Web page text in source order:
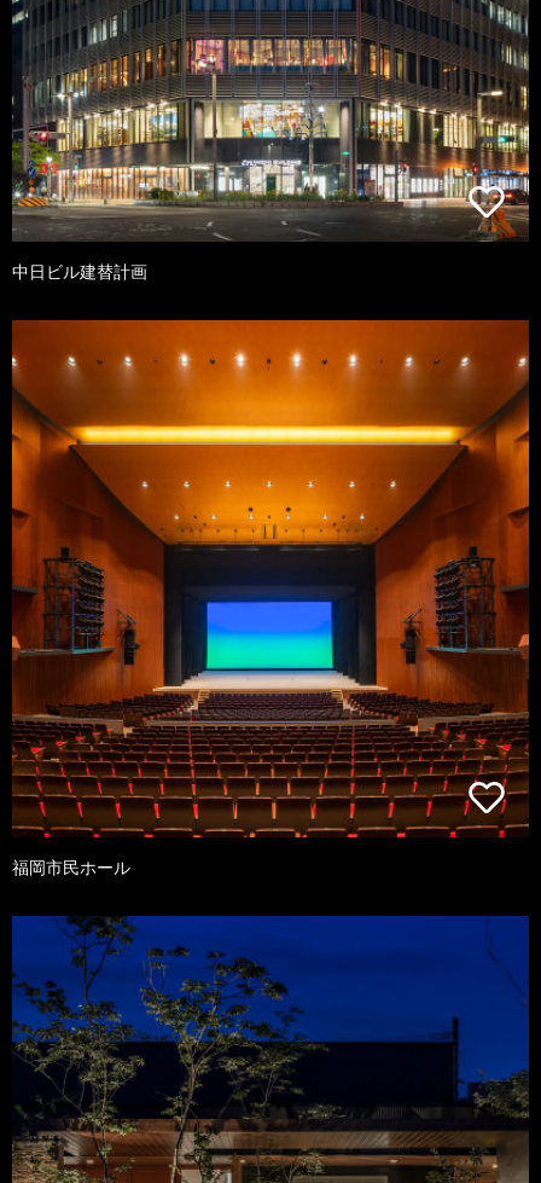
中日ビル建替計画
福岡市民ホール